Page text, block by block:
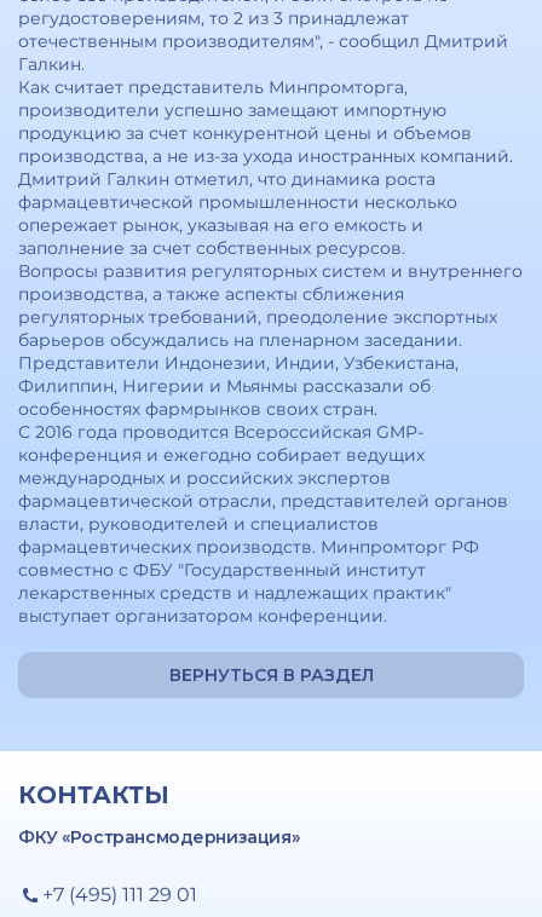
регудостоверениям, то 2 из 3 принадлежат
отечественным производителям", - сообщил Дмитрий
Галкин.
Как считает представитель Минпромторга,
производители успешно замещают импортную
продукцию за счет конкурентной цены и объемов
производства, а не из-за ухода иностранных компаний.
Дмитрий Галкин отметил, что динамика роста
фармацевтической промышленности несколько
опережает рынок, указывая на его емкость и
заполнение за счет собственных ресурсов.
Вопросы развития регуляторных систем и внутреннего
производства, а также аспекты сближения
регуляторных требований, преодоление экспортных
барьеров обсуждались на пленарном заседании.
Представители Индонезии, Индии, Узбекистана,
Филиппин, Нигерии и Мьянмы рассказали об
особенностях фармрынков своих стран.
С 2016 года проводится Всероссийская GMP-
конференция и ежегодно собирает ведущих
международных и российских экспертов
фармацевтической отрасли, представителей органов
власти, руководителей и специалистов
фармацевтических производств. Минпромторг РФ
совместно с ФБУ "Государственный институт
лекарственных средств и надлежащих практик"
выступает организатором конференции.
ВЕРНУТЬСЯ В РАЗДЕЛ
КОНТАКТЫ
ФКУ «Ространсмодернизация»
+7 (495) 111 29 01